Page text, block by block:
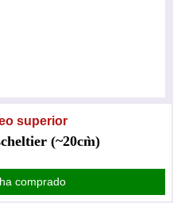
superior
(~20cm̀)
comprado